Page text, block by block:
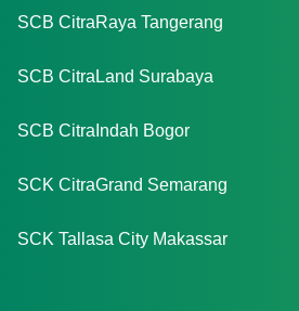
SCB CitraRaya Tangerang
SCB CitraLand Surabaya
SCB CitraIndah Bogor
SCK CitraGrand Semarang
SCK Tallasa City Makassar